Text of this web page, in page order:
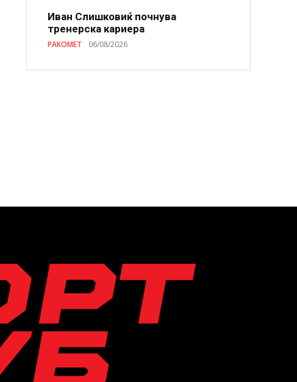
Иван Слишковиќ почнува
тренерска кариера
РАКОМЕТ 06/08/2026